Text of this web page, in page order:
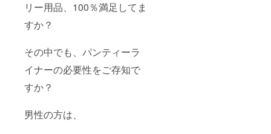
リー用品、100％満足してま
すか？
その中でも、パンティーラ
イナーの必要性をご存知で
すか？
男性の方は、